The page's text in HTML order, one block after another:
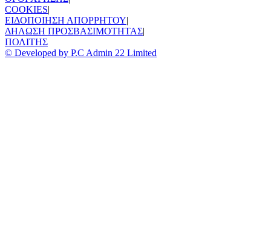
COOKIES|
ΕΙΔΟΠΟΙΗΣΗ ΑΠΟΡΡΗΤΟΥ|
ΔΗΛΩΣΗ ΠΡΟΣΒΑΣΙΜΟΤΗΤΑΣ|
ΠΟΛΙΤΗΣ
© Developed by P.C Admin 22 Limited